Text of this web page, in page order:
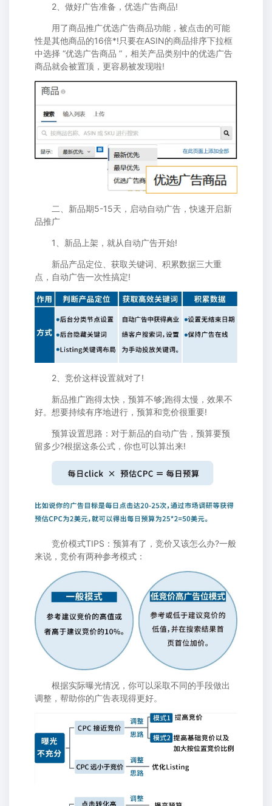
2、做好广告准备，优选广告商品!
用了商品推广优选广告商品功能，被点击的可能
性是其他商品的16倍*!只要在ASIN的商品排序下拉框
中选择 “优选广告商品 ”，相关产品类别中的优选广告
商品就会被置顶，更容易被发现啦!
二、新品期5-15天，启动自动广告，快速开启新
品推广
1、新品上架，就从自动广告开始!
新品产品定位、获取关键词、积累数据三大重
点，自动广告一次性搞定!
2、竞价这样设置就对了!
新品推广跑得太快，预算不够;跑得太慢，效果不
好。想要持续有序地进行，预算和竞价很重要!
预算设置思路：对于新品的自动广告，预算要预
留多少?根据这条公式，你也可以算出来!
竞价模式TIPS：预算有了，竞价又该怎么办?一般
来说，竞价有两种参考模式：
根据实际曝光情况，你可以采取不同的手段做出
调整，帮助你的广告表现得更好。